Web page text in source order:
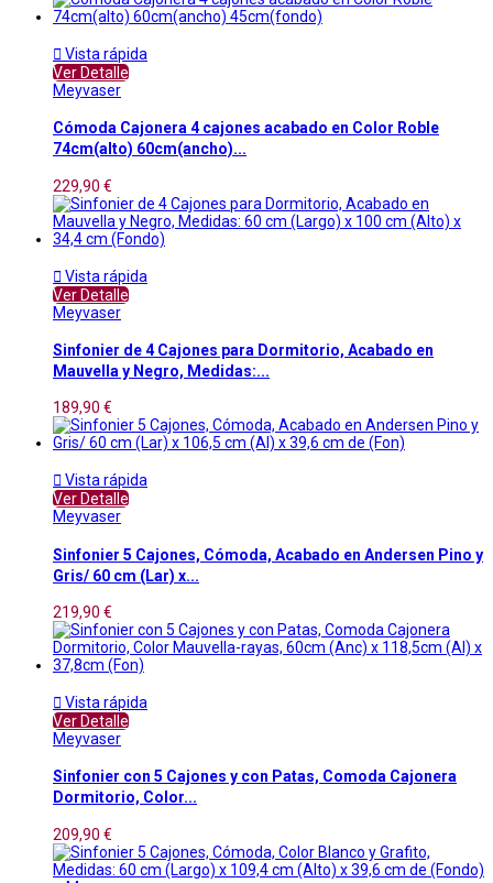
 Vista rápida
Ver Detalle
Meyvaser
Cómoda Cajonera 4 cajones acabado en Color Roble
74cm(alto) 60cm(ancho)...
229,90 €
 Vista rápida
Ver Detalle
Meyvaser
Sinfonier de 4 Cajones para Dormitorio, Acabado en
Mauvella y Negro, Medidas:...
189,90 €
 Vista rápida
Ver Detalle
Meyvaser
Sinfonier 5 Cajones, Cómoda, Acabado en Andersen Pino y
Gris/ 60 cm (Lar) x...
219,90 €
 Vista rápida
Ver Detalle
Meyvaser
Sinfonier con 5 Cajones y con Patas, Comoda Cajonera
Dormitorio, Color...
209,90 €